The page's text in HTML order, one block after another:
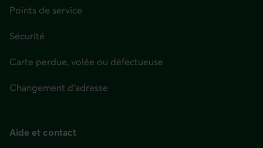
Points de service
Sécurité
Carte perdue, volée ou défectueuse
Changement d'adresse
Aide et contact